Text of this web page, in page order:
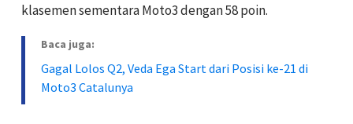
klasemen sementara Moto3 dengan 58 poin.
Baca juga:
Gagal Lolos Q2, Veda Ega Start dari Posisi ke-21 di
Moto3 Catalunya